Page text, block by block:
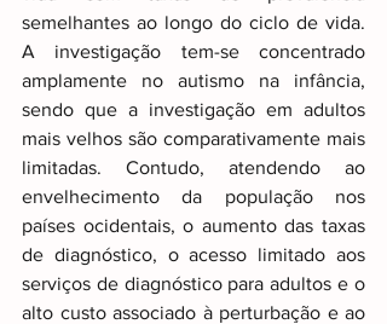
semelhantes ao longo do ciclo de vida.
A investigação tem-se concentrado
amplamente no autismo na infância,
sendo que a investigação em adultos
mais velhos são comparativamente mais
limitadas. Contudo, atendendo ao
envelhecimento da população nos
países ocidentais, o aumento das taxas
de diagnóstico, o acesso limitado aos
serviços de diagnóstico para adultos e o
alto custo associado à perturbação e ao